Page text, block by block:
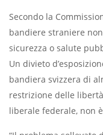
Secondo la
bandiere straniere
sicurezza o salute
Un divieto
bandiera svizzera di
restrizione delle
liberale federale, non